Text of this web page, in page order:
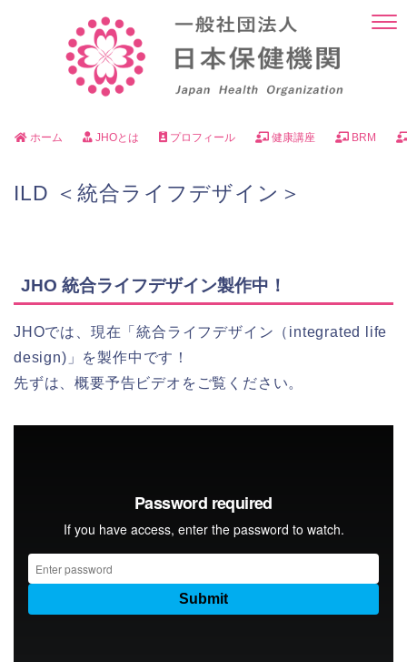
ホーム JHOとは プロフィール 健康講座 BRM
ILD ＜統合ライフデザイン＞
JHO 統合ライフデザイン製作中！
JHOでは、現在「統合ライフデザイン（integrated life
design)」を製作中です！
先ずは、概要予告ビデオをご覧ください。